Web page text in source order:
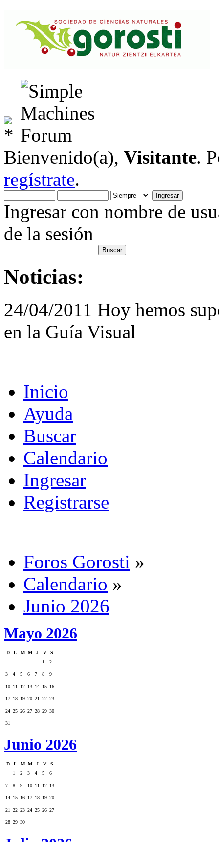
Bienvenido(a), Visitante.
regístrate.
Ingresar con nombre de
de la sesión
Noticias:
24/04/2011 Hoy hemos
en la Guía Visual
Inicio
Ayuda
Buscar
Calendario
Ingresar
Registrarse
Foros Gorosti »
Calendario »
Junio 2026
Mayo 2026
D L M M J V
S
1
2
3 4 5 6 7 8 9
10 11 12 13 14 15 16
17 18 19 20 21 22 23
24 25 26 27 28 29 30
31
Junio 2026
D L M M J V
S
1
2 3 4 5 6
7 8 9 10 11 12 13
14 15 16 17 18 19 20
21 22 23 24 25 26 27
28 29 30